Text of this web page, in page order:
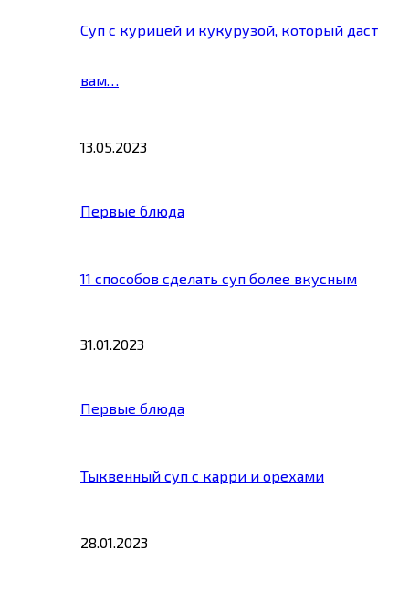
Суп с курицей и кукурузой, который даст
вам…
13.05.2023
Первые блюда
11 способов сделать суп более вкусным
31.01.2023
Первые блюда
Тыквенный суп с карри и орехами
28.01.2023